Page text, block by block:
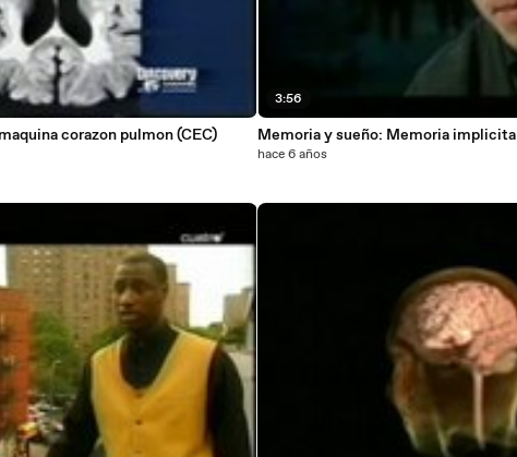
corazon pulmon (CEC)
3:56
Memoria y sueño: Memoria implicita
hace 6 años